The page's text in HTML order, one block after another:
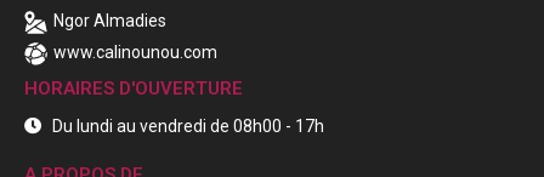
Ngor Almadies
www.calinounou.com
HORAIRES D'OUVERTURE
Du lundi au vendredi de 08h00 - 17h